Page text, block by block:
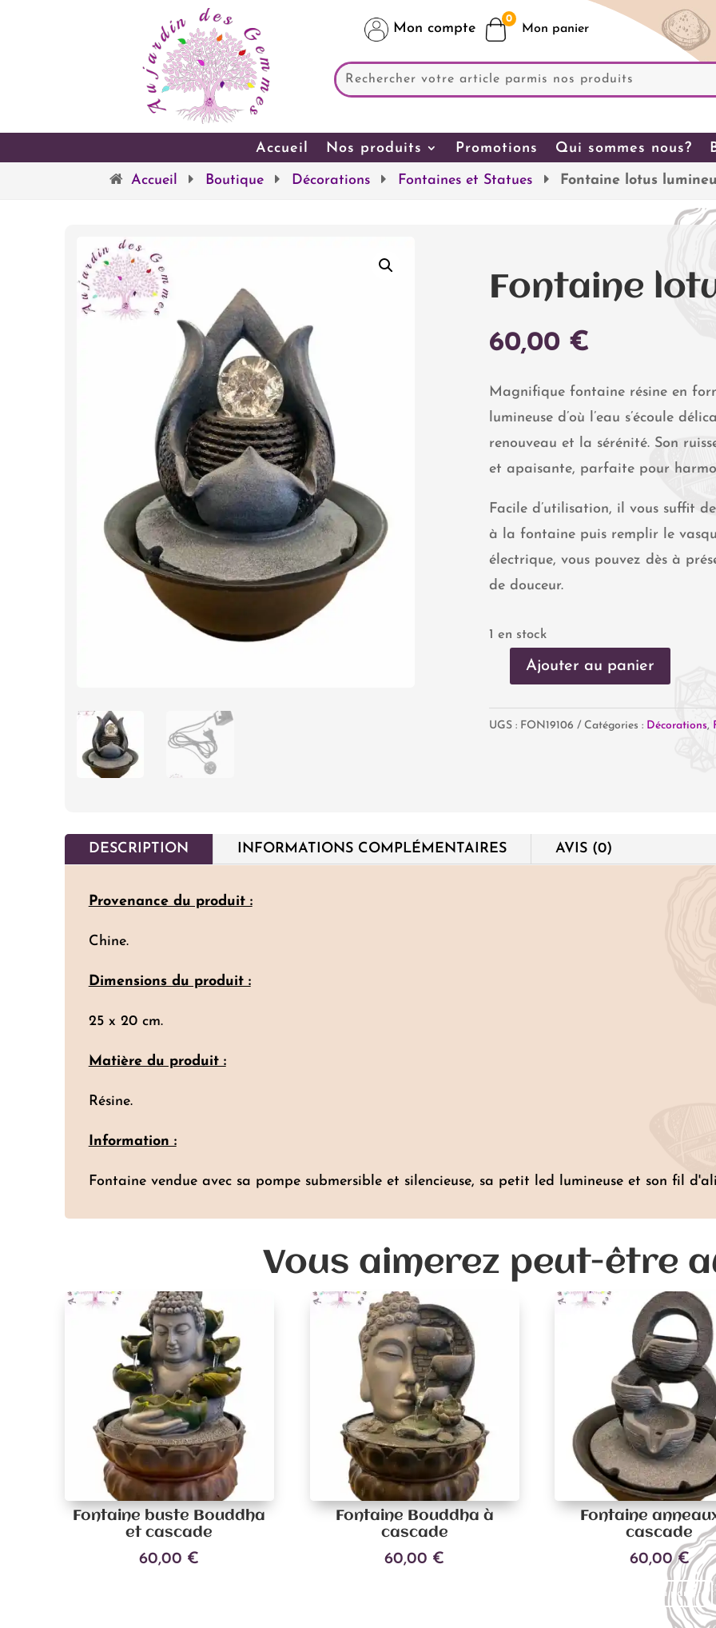
Mon compte
0
Accueil Nos produits Promotions Qui sommes nous?
Accueil Boutique Décorations Fontaines et Statues Fontaine lotus
Fontaine
60,00 €
Magnifique fontaine résine en
lumineuse d’où l’eau s’écoule
renouveau et la sérénité. Son
et apaisante, parfaite pour
Facile d’utilisation, il vous suffit
à la fontaine puis remplir le
électrique, vous pouvez dès à
de douceur.
1 en stock
quantité
Fontaine
Ajouter au panier
UGS : FON19106 Catégories : Décorations,
DESCRIPTION INFORMATIONS COMPLÉMENTAIRES AVIS (0)
Provenance du produit :
Chine.
Dimensions du produit :
25 x 20 cm.
Matière du produit :
Résine.
Information :
Fontaine vendue avec sa pompe submersible et silencieuse, sa petit led lumineuse et son fil
Vous aimerez peut-être
Fontaine buste Bouddha
et cascade
60,00 €
Fontaine Bouddha à
cascade
60,00 €
Fontaine
cascade
60,00€
Ajouter au panier